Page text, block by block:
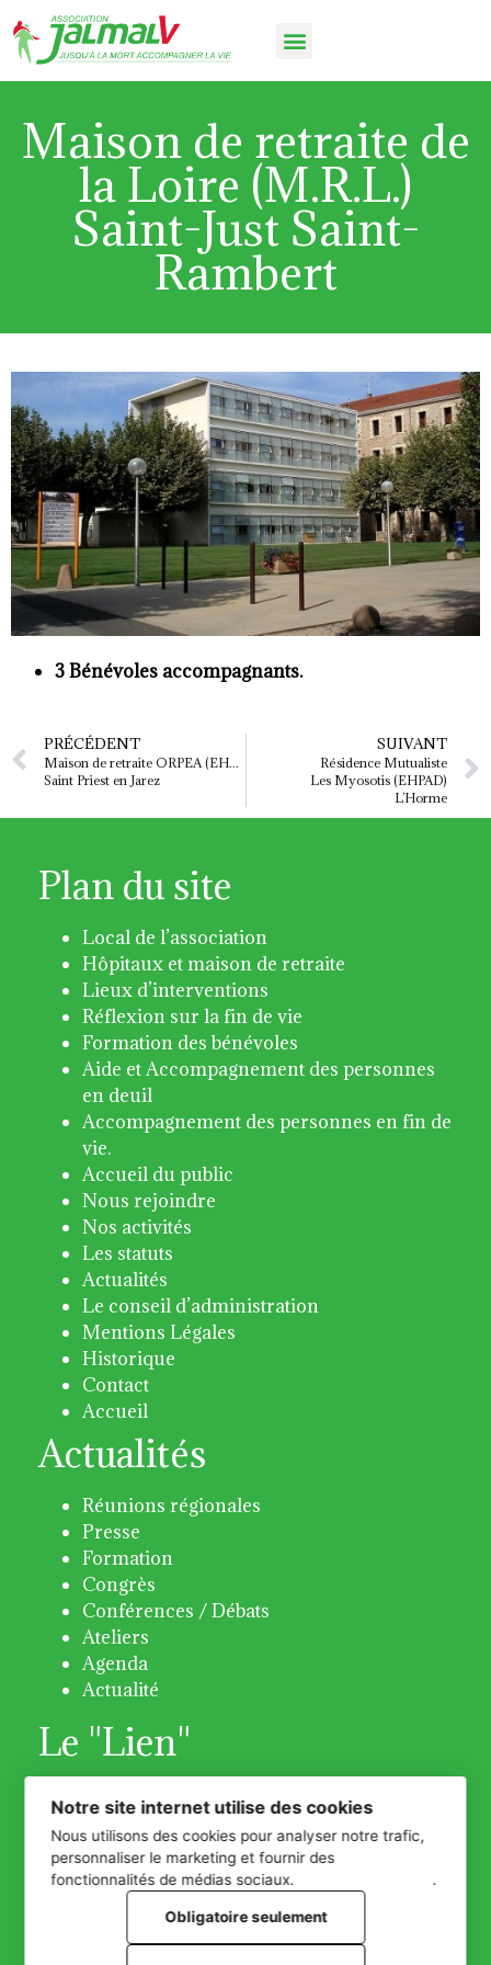
Maison de retraite de
la Loire (M.R.L.)
Saint-Just Saint-
Rambert
3 Bénévoles accompagnants.
PRÉCÉDENT
Maison de retraite ORPEA (EHPAD)
Saint Priest en Jarez
SUIVANT
Résidence Mutualiste
Les Myosotis (EHPAD)
L’Horme
Plan du site
Local de l’association
Hôpitaux et maison de retraite
Lieux d’interventions
Réflexion sur la fin de vie
Formation des bénévoles
Aide et Accompagnement des personnes
en deuil
Accompagnement des personnes en fin de
vie.
Accueil du public
Nous rejoindre
Nos activités
Les statuts
Actualités
Le conseil d’administration
Mentions Légales
Historique
Contact
Accueil
Actualités
Réunions régionales
Presse
Formation
Congrès
Conférences / Débats
Ateliers
Agenda
Actualité
Le "Lien"
Bulletin 31 - Octobre 2018
Bulletin 32 -Avril 2019
Bulletin 33 -Décembre 2019
Bulletin 34 - Décembre 2020
Bulletin 35 - Juin 2021
Bulletin 36 - Décembre 2022
Bulletin 37 - Juin 2023
Notre site internet utilise des cookies
Nous utilisons des cookies pour analyser notre trafic,
personnaliser le marketing et fournir des
fonctionnalités de médias sociaux.
.
Obligatoire seulement